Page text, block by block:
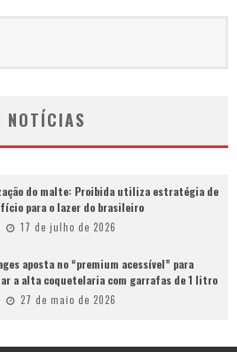
NOTÍCIAS
do malte: Proibida utiliza estratégia de
para o lazer do brasileiro
17 de julho de 2026
aposta no “premium acessível” para
a alta coquetelaria com garrafas de 1 litro
27 de maio de 2026